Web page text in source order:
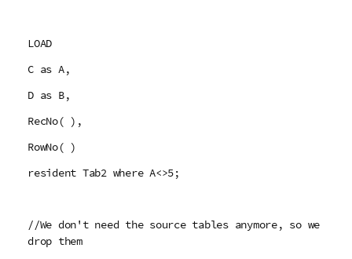
LOAD
C as A,
D as B,
RecNo( ),
RowNo( )
resident Tab2 where A<>5;
//We don't need the source tables anymore, so we
drop them